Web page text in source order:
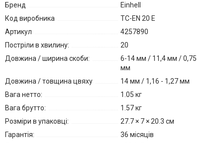
Бренд
Einhell
Код виробника
TC-EN 20 E
Артикул
4257890
Постріли в хвилину:
20
Довжина / ширина скоби:
6-14 мм / 11,4 мм / 0,75
мм
Довжина / товщина цвяху
14 мм / 1,16 - 1,27 мм
Вага нетто:
1.05 кг
Вага брутто:
1.57 кг
Розміри в упаковці:
27.7 × 7 × 20.3 см
Гарантія:
36 місяців